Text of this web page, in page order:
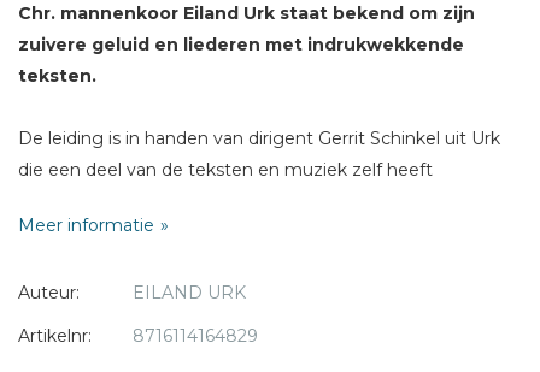
Chr. mannenkoor Eiland Urk staat bekend om zijn
zuivere geluid en liederen met indrukwekkende
teksten.
De leiding is in handen van dirigent Gerrit Schinkel uit Urk
die een deel van de teksten en muziek zelf heeft
De cd is opgenomen in de Bovenkerk te Kampen.
Orgel - Hendrik van Veen
Nina Wouda - hobo
Meer informatie
Auteur:
EILAND URK
Artikelnr:
8716114164829
* = verplicht